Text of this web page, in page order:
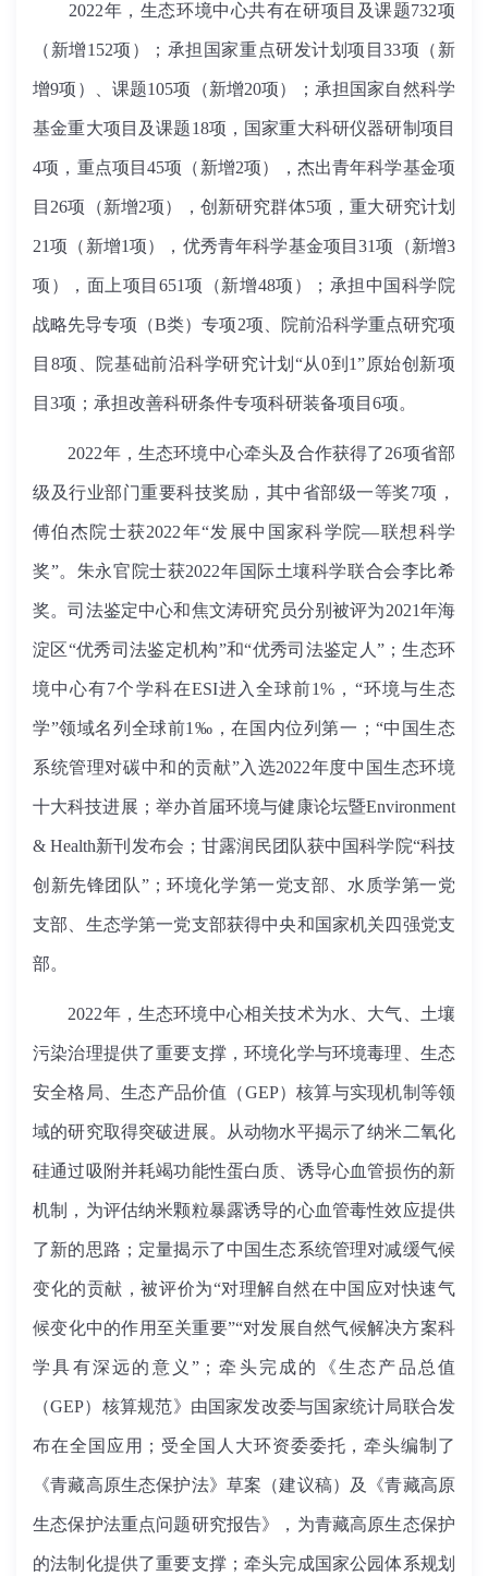
2022年，生态环境中心共有在研项目及课题732项
（新增152项）；承担国家重点研发计划项目33项（新
增9项）、课题105项（新增20项）；承担国家自然科学
基金重大项目及课题18项，国家重大科研仪器研制项目
4项，重点项目45项（新增2项），杰出青年科学基金项
目26项（新增2项），创新研究群体5项，重大研究计划
21项（新增1项），优秀青年科学基金项目31项（新增3
项），面上项目651项（新增48项）；承担中国科学院
战略先导专项（B类）专项2项、院前沿科学重点研究项
目8项、院基础前沿科学研究计划“从0到1”原始创新项
目3项；承担改善科研条件专项科研装备项目6项。
2022年，生态环境中心牵头及合作获得了26项省部
级及行业部门重要科技奖励，其中省部级一等奖7项，
傅伯杰院士获2022年“发展中国家科学院—联想科学
奖”。朱永官院士获2022年国际土壤科学联合会李比希
奖。司法鉴定中心和焦文涛研究员分别被评为2021年海
淀区“优秀司法鉴定机构”和“优秀司法鉴定人”；生态环
境中心有7个学科在ESI进入全球前1%，“环境与生态
学”领域名列全球前1‰，在国内位列第一；“中国生态
系统管理对碳中和的贡献”入选2022年度中国生态环境
十大科技进展；举办首届环境与健康论坛暨Environment
& Health新刊发布会；甘露润民团队获中国科学院“科技
创新先锋团队”；环境化学第一党支部、水质学第一党
支部、生态学第一党支部获得中央和国家机关四强党支
部。
2022年，生态环境中心相关技术为水、大气、土壤
污染治理提供了重要支撑，环境化学与环境毒理、生态
安全格局、生态产品价值（GEP）核算与实现机制等领
域的研究取得突破进展。从动物水平揭示了纳米二氧化
硅通过吸附并耗竭功能性蛋白质、诱导心血管损伤的新
机制，为评估纳米颗粒暴露诱导的心血管毒性效应提供
了新的思路；定量揭示了中国生态系统管理对减缓气候
变化的贡献，被评价为“对理解自然在中国应对快速气
候变化中的作用至关重要”“对发展自然气候解决方案科
学具有深远的意义”；牵头完成的《生态产品总值
（GEP）核算规范》由国家发改委与国家统计局联合发
布在全国应用；受全国人大环资委委托，牵头编制了
《青藏高原生态保护法》草案（建议稿）及《青藏高原
生态保护法重点问题研究报告》，为青藏高原生态保护
的法制化提供了重要支撑；牵头完成国家公园体系规划